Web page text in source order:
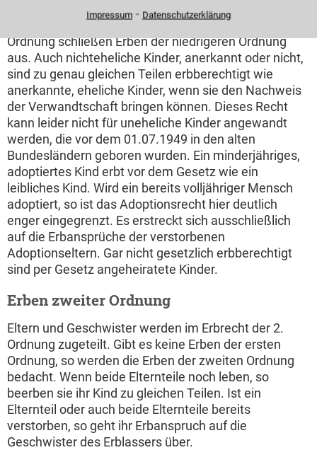
Die Kinder eines Erblassers erben als Erben 1.
Ordnung zu gleichen Teilen. Verwandte der höheren
Ordnung schließen Erben der niedrigeren Ordnung
aus. Auch nichteheliche Kinder, anerkannt oder nicht,
sind zu genau gleichen Teilen erbberechtigt wie
anerkannte, eheliche Kinder, wenn sie den Nachweis
der Verwandtschaft bringen können. Dieses Recht
kann leider nicht für uneheliche Kinder angewandt
werden, die vor dem 01.07.1949 in den alten
Bundesländern geboren wurden. Ein minderjähriges,
adoptiertes Kind erbt vor dem Gesetz wie ein
leibliches Kind. Wird ein bereits volljähriger Mensch
adoptiert, so ist das Adoptionsrecht hier deutlich
enger eingegrenzt. Es erstreckt sich ausschließlich
auf die Erbansprüche der verstorbenen
Adoptionseltern. Gar nicht gesetzlich erbberechtigt
sind per Gesetz angeheiratete Kinder.
Erben zweiter Ordnung
Eltern und Geschwister werden im Erbrecht der 2.
Ordnung zugeteilt. Gibt es keine Erben der ersten
Ordnung, so werden die Erben der zweiten Ordnung
bedacht. Wenn beide Elternteile noch leben, so
beerben sie ihr Kind zu gleichen Teilen. Ist ein
Elternteil oder auch beide Elternteile bereits
verstorben, so geht ihr Erbanspruch auf die
Geschwister des Erblassers über.
Impressum⁃ Datenschutzerklärung